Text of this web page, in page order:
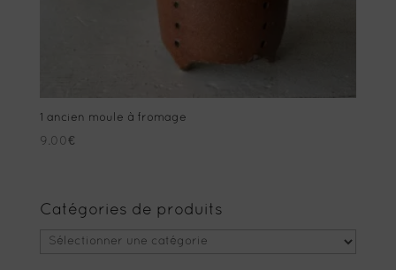
1 ancien moule à fromage
9.00€
Catégories de produits